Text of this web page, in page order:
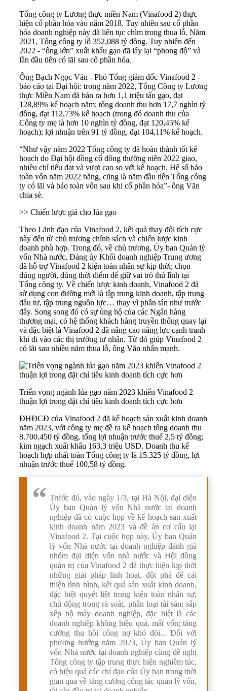
Tổng công ty Lương thực miền Nam (Vinafood 2) thực
hiện cổ phần hóa vào năm 2018. Tuy nhiên sau cổ phần
hóa doanh nghiệp này đã liên tục chìm trong thua lỗ. Năm
2021, Tổng công ty lỗ 352,088 tỷ đồng. Tuy nhiên đến
2022 - “ông lớn” xuất khẩu gạo đã lấy lại “phong độ” và
lần đầu tiên có lãi sau cổ phần hóa.
Ông Bạch Ngọc Văn - Phó Tổng giám đốc Vinafood 2 -
báo cáo tại Đại hội: trong năm 2022, Tổng Công ty Lương
thực Miền Nam đã bán ra hơn 1,1 triệu tấn gạo, đạt
128,89% kế hoạch năm; tổng doanh thu hơn 17,7 nghìn tỷ
đồng, đạt 112,73% kế hoạch (trong đó doanh thu của
Công ty mẹ là hơn 10 nghìn tỷ đồng, đạt 120,45% kế
hoạch); lợi nhuận trên 91 tỷ đồng, đạt 104,11% kế hoạch.
“Như vậy năm 2022 Tổng công ty đã hoàn thành tốt kế
hoạch do Đại hội đồng cổ đông thường niên 2022 giao,
nhiều chỉ tiêu đạt và vượt cao so với kế hoạch. Hệ số bảo
toàn vốn năm 2022 bằng, cũng là năm đầu tiên Tổng công
ty có lãi và bảo toàn vốn sau khi cổ phần hóa”- ông Văn
chia sẻ.
>> Chiến lược giá cho lúa gạo
Theo Lãnh đạo của Vinafood 2, kết quả thay đổi tích cực
này đến từ chủ trương chính sách và chiến lược kinh
doanh phù hợp. Trong đó, về chủ trương, Ủy ban Quản lý
vốn Nhà nước, Đảng ủy Khối doanh nghiệp Trung ương
đã hỗ trợ Vinafood 2 kiện toàn nhân sự kịp thời; chọn
đúng người, đúng thời điểm để giữ vai trò thủ lĩnh tại
Tổng công ty. Về chiến lược kinh doanh, Vinafood 2 đã
sử dụng con đường mới là tập trung kinh doanh, tập trung
đầu tư, tập trung nguồn lực… thay vì phân tán như trước
đây. Song song đó có sự ủng hộ của các Ngân hàng
thương mại, có hệ thống khách hàng truyền thống quay lại
và đặc biệt là Vinafood 2 đã nâng cao năng lực cạnh tranh
khi đi vào các thị trường tư nhân. Từ đó giúp Vinafood 2
có lãi sau nhiều năm thua lỗ, ông Văn nhấn mạnh.
Triển vọng ngành lúa gạo năm 2023 khiến Vinafood 2
thuận lợi trong đặt chỉ tiêu kinh doanh tích cực hơn
ĐHĐCĐ của Vinafood 2 đã kế hoạch sản xuất kinh doanh
năm 2023, với công ty mẹ đề ra kế hoạch tổng doanh thu
8.700,450 tỷ đồng, tổng lợi nhuận trước thuế 2,5 tỷ đồng;
kim ngạch xuất khẩu 163,3 triệu USD. Doanh thu kế
hoạch hợp nhất toàn Tổng công ty là 15.325 tỷ đồng, lợi
nhuận trước thuế 100,58 tỷ đồng.
Trước đó, vào ngày 1/3, tại Hà Nội, đại diện
Ủy ban Quản lý vốn Nhà nước tại doanh
nghiệp đã có cuộc họp về kế hoạch sản xuất
kinh doanh năm 2023 và đề án cơ cấu lại
Vinafood 2. Tại cuộc họp này, Ủy ban Quản
lý vốn Nhà nước tại doanh nghiệp đánh giá
nhóm đại diện vốn nhà nước và Hội đồng
quản trị của Vinafood 2 đã thực hiện kịp thời
những giải pháp linh hoạt, đột phá để cải
thiện tình hình, kết quả sản xuất kinh doanh,
đặc biệt quyết liệt trong kiện toàn nhân sự;
chủ động trong rà soát, phân loại tài sản; sắp
xếp bộ máy doanh nghiệp, đặc biệt là các
doanh nghiệp không hiệu quả, mất vốn; tăng
cường thu hồi công nợ khó đòi... Đối với
phương hướng năm 2023, Ủy ban Quản lý
vốn Nhà nước tại doanh nghiệp cũng đề nghị
Tổng công ty tập trung thực hiện nghiêm túc,
có hiệu quả các chỉ đạo của Ủy ban trong thời
gian qua về tăng cường công tác quản lý vốn,